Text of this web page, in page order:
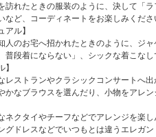
訪れたときの服装のように、決して「ラ
など、コーディネートをお楽しみくださ
アル】
人のお宅へ招かれたときのように、ジャ
普段着にならない」、シックな着こな
】
レストランやクラシックコンサートへ
かなブラウスを選んだり、小物をアレン
ネクタイやチーフなどでアレンジを楽
グドレスなどでいつもとは違うエレガン